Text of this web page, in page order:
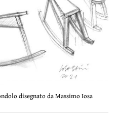
disegnato da Massimo Iosa